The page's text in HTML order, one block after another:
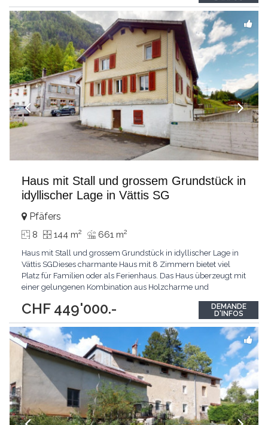
Haus mit Stall und grossem Grundstück in
idyllischer Lage in Vättis SG
CHF 449'000.-
Pfäfers
8 144 m2 661 m2
Haus mit Stall und grossem Grundstück in idyllischer Lage in
Vättis SGDieses charmante Haus mit 8 Zimmern bietet viel
Platz für Familien oder als Ferienhaus. Das Haus überzeugt mit
einer gelungenen Kombination aus Holzcharme und
hell und freundlich, und wer mag, kann den oberen Zimmern
mit etwas Renovation einen persönlichen Charakter...
DEMANDE
D'INFOS